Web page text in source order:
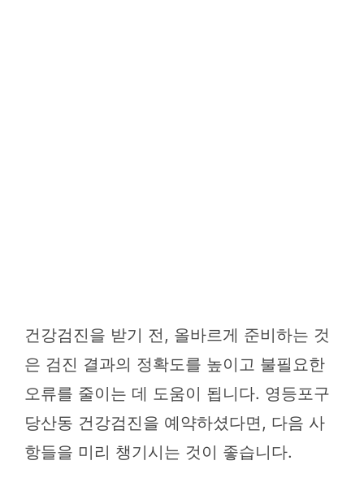
건강검진을 받기 전, 올바르게 준비하는 것
은 검진 결과의 정확도를 높이고 불필요한
오류를 줄이는 데 도움이 됩니다. 영등포구
당산동 건강검진을 예약하셨다면, 다음 사
항들을 미리 챙기시는 것이 좋습니다.